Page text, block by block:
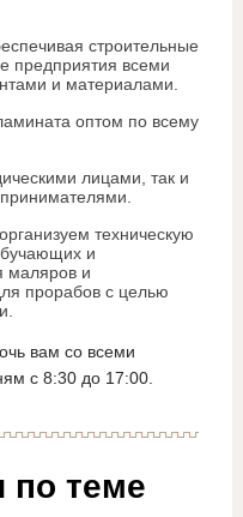
строительные
предприятия всеми
и материалами.
оптом по всему
лицами, так и
техническую
и
маляров и
прорабов с целью
вам со всеми
с 8:30 до 17:00.
по теме